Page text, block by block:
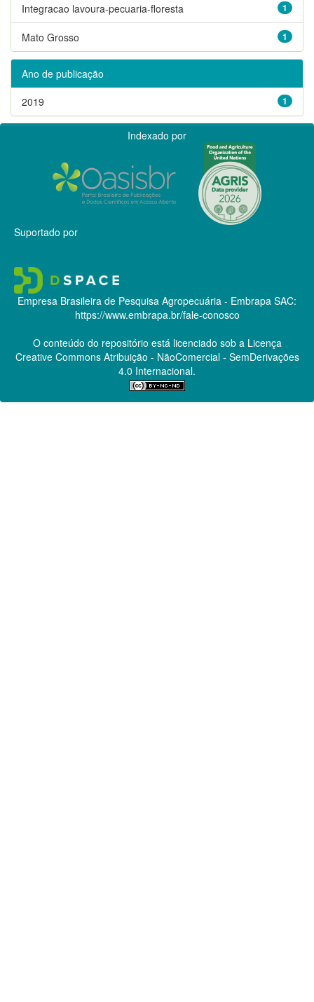
1
Integracao lavoura-pecuaria-floresta
1
Mato Grosso
Ano de publicação
1
2019
Indexado por
Suportado por
Empresa Brasileira de Pesquisa Agropecuária - Embrapa SAC:
https://www.embrapa.br/fale-conosco
O conteúdo do repositório está licenciado sob a Licença
Creative CommonsAtribuição - NãoComercial - SemDerivações
4.0 Internacional.